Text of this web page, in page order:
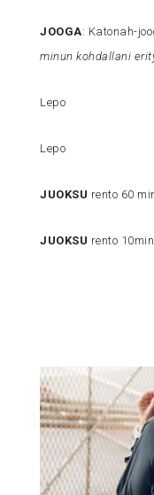
JOOGA: Katonah-
minun kohdallani
Lepo
Lepo
JUOKSU rento 60
JUOKSU rento